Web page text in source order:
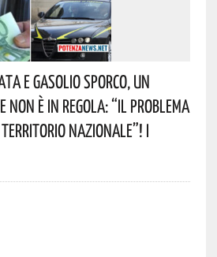
E Gasolio Sporco, Un
Non È In Regola: “il Problema
Nazionale”! I